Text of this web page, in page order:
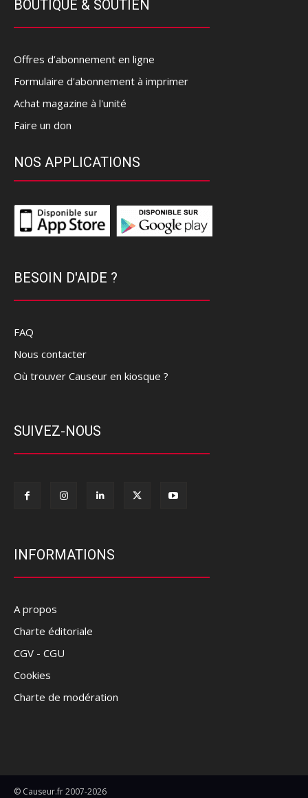
BOUTIQUE & SOUTIEN
Offres d’abonnement en ligne
Formulaire d'abonnement à imprimer
Achat magazine à l'unité
Faire un don
NOS APPLICATIONS
BESOIN D'AIDE ?
FAQ
Nous contacter
Où trouver Causeur en kiosque ?
SUIVEZ-NOUS
INFORMATIONS
A propos
Charte éditoriale
CGV - CGU
Cookies
Charte de modération
© Causeur.fr 2007-2026